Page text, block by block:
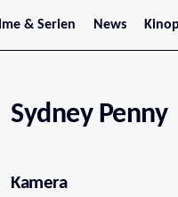
& Serien
Trailer
Serienarchiv
News
Stars
Jetzt
Sydney Penny
Kamera